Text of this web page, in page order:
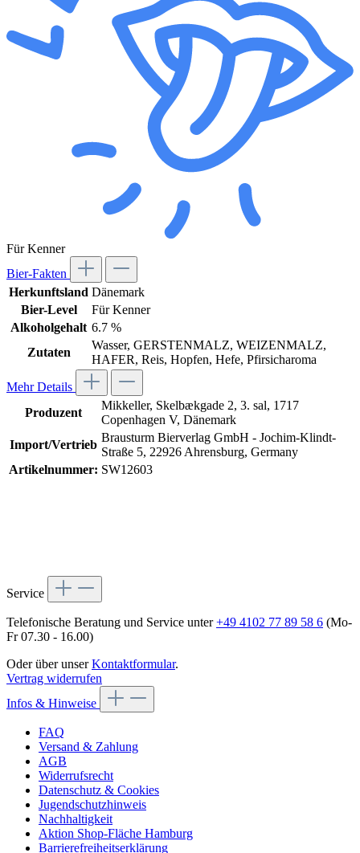
Für Kenner
Bier-Fakten
Herkunftsland Dänemark
Bier-Level
Für Kenner
Alkoholgehalt 6.7 %
Zutaten
Wasser, GERSTENMALZ, WEIZENMALZ,
HAFER, Reis, Hopfen, Hefe, Pfirsicharoma
Mehr Details
Produzent
Mikkeller, Skelbækgade 2, 3. sal, 1717
Copenhagen V, Dänemark
Import/Vertrieb
Brausturm Bierverlag GmbH - Jochim-Klindt-
Straße 5, 22926 Ahrensburg, Germany
Artikelnummer: SW12603
Service
Telefonische Beratung und Service unter+49 4102 77 89 58 6 (Mo-
Fr 07.30 - 16.00)
Oder über unserKontaktformular.
Vertrag widerrufen
Infos & Hinweise
FAQ
Versand & Zahlung
AGB
Widerrufsrecht
Datenschutz & Cookies
Jugendschutzhinweis
Nachhaltigkeit
Aktion Shop-Fläche Hamburg
Barrierefreiheitserklärung